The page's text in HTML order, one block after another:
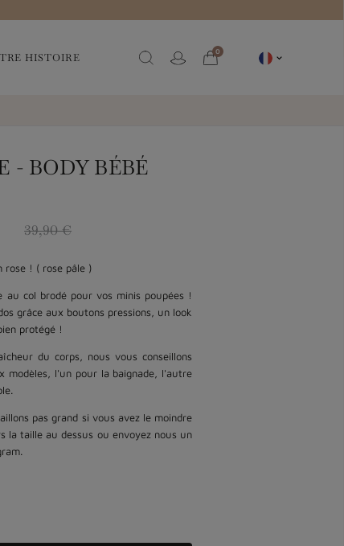
HISTOIRE 0

- BODY BÉBÉ
39,90 €
rose ! ( rose pâle )
au col brodé pour vos minis poupées !
grâce aux boutons pressions, un look
protégé !
du corps, nous vous conseillons
modèles, l'un pour la baignade, l'autre
pas grand si vous avez le moindre
la taille au dessus ou envoyez nous un